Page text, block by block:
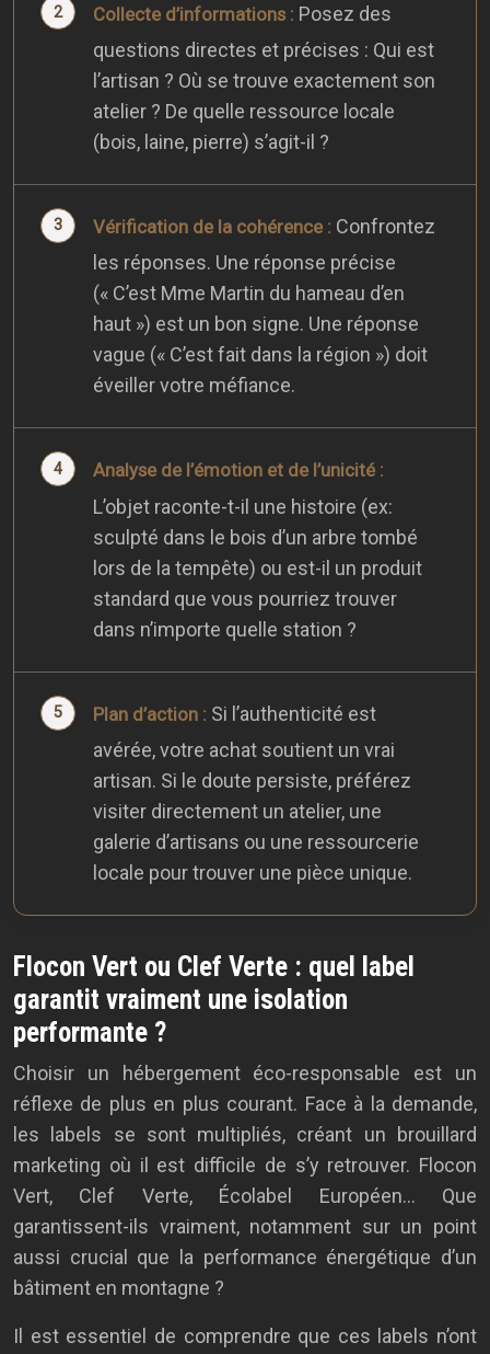
Collecte d’informations : Posez des
questions directes et précises : Qui est
l’artisan ? Où se trouve exactement son
atelier ? De quelle ressource locale
(bois, laine, pierre) s’agit-il ?
Vérification de la cohérence : Confrontez
les réponses. Une réponse précise
(« C’est Mme Martin du hameau d’en
haut ») est un bon signe. Une réponse
vague (« C’est fait dans la région ») doit
éveiller votre méfiance.
Analyse de l’émotion et de l’unicité :
L’objet raconte-t-il une histoire (ex:
sculpté dans le bois d’un arbre tombé
lors de la tempête) ou est-il un produit
standard que vous pourriez trouver
dans n’importe quelle station ?
Plan d’action : Si l’authenticité est
avérée, votre achat soutient un vrai
artisan. Si le doute persiste, préférez
visiter directement un atelier, une
galerie d’artisans ou une ressourcerie
locale pour trouver une pièce unique.
Flocon Vert ou Clef Verte : quel label
garantit vraiment une isolation
performante ?
Choisir un hébergement éco-responsable est un
réflexe de plus en plus courant. Face à la demande,
les labels se sont multipliés, créant un brouillard
marketing où il est difficile de s’y retrouver. Flocon
Vert, Clef Verte, Écolabel Européen… Que
garantissent-ils vraiment, notamment sur un point
aussi crucial que la performance énergétique d’un
bâtiment en montagne ?
Il est essentiel de comprendre que ces labels n’ont